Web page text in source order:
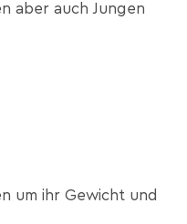
aber auch Jungen
um ihr Gewicht und